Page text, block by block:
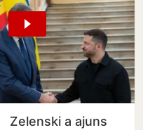
Zelenski a ajuns